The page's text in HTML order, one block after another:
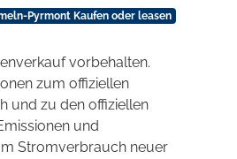
Pyrmont Kaufen oder leasen
vorbehalten.
zum offiziellen
und zu den offiziellen
und
Stromverbrauch neuer